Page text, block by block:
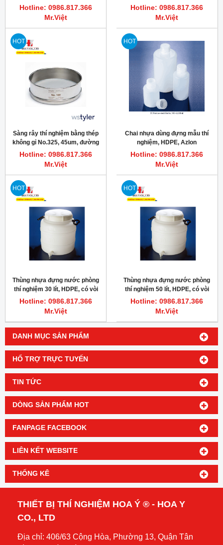
DANH MỤC SẢN PHẨM
HỔ TRỢ TRỰC TUYẾN
TIN TỨC
DÒNG SẢN PHẨM HOT
FANPAGE FACEBOOK
LIÊN KẾT WEBSITE
THỐNG KÊ
Tyler
Hotline: 0986.817.366
Mr.Việt
micronmet, Tyler
Hotline: 0986.817.366
Mr.Việt
HOT
Sàng rây thí nghiệm bằng thép
không gỉ No.325, 45um, đường
kính 200mm, Tyler WS
Hotline: 0986.817.366
Mr.Việt
HOT
Chai nhựa dùng đựng mẫu thí
nghiệm, HDPE, Azlon
Hotline: 0986.817.366
Mr.Việt
HOT
Thùng nhựa đựng nước phòng
thí nghiệm 30 lít, HDPE, có vòi
xả, Scilabware Azlon
Hotline: 0986.817.366
Mr.Việt
HOT
Thùng nhựa đựng nước phòng
thí nghiệm 50 lít, HDPE, có vòi
xả, Scilabware Azlon
Hotline: 0986.817.366
Mr.Việt
THIẾT BỊ THÍ NGHIỆM HOA Ý ® - HOA Y
CO., LTD
Địa chỉ: 406/63 Cộng Hòa, Phường 13, Quận Tân